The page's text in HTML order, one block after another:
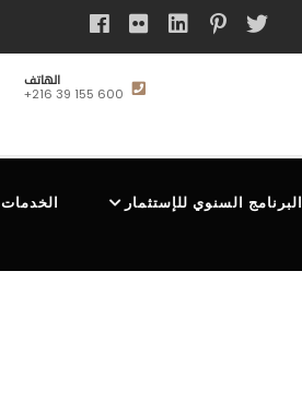
الهاتف
+216 39 155 600
البرنامج السنوي للإستثمار الخدمات